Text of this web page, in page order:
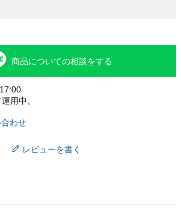
商品についての相談をする
用中。
わせ
レビューを書く